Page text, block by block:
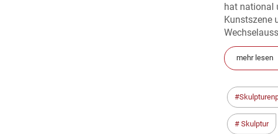
hat national
Kunstszene
mehr lesen
Skulptur